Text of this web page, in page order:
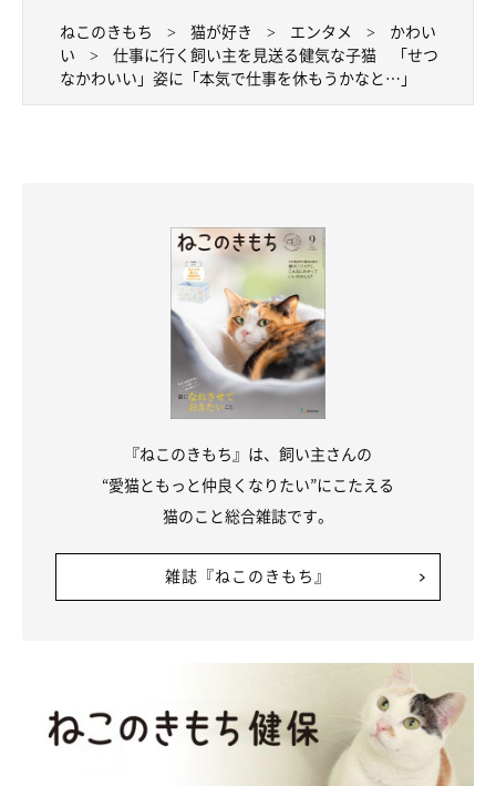
ツンデレな性格だというビジュちゃん。ふだん甘えてくることは
ないのに、飼い主さんが寝ているときにくっついて寝てきたり、
トイレやお風呂もついてきたりするのだとか。そんなところに、
飼い主さんはキュンとしてしまうそう。
ねこのきもち 猫が好き エンタメ
かわい
い
仕事に行く飼い主を見送る健気な子猫 「せつ
なかわいい」姿に「本気で仕事を休もうかなと…」
『ねこのきもち』は、飼い主さんの
“愛猫ともっと仲良くなりたい”にこたえる
猫のこと総合雑誌です。
雑誌『ねこのきもち』